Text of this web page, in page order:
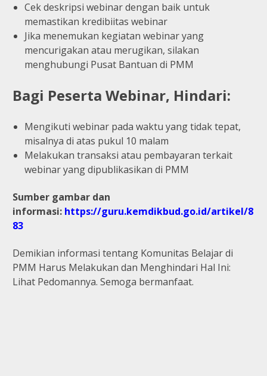
Cek deskripsi webinar dengan baik untuk
memastikan kredibiitas webinar
Jika menemukan kegiatan webinar yang
mencurigakan atau merugikan, silakan
menghubungi Pusat Bantuan di PMM
Bagi Peserta Webinar, Hindari:
Mengikuti webinar pada waktu yang tidak tepat,
misalnya di atas pukul 10 malam
Melakukan transaksi atau pembayaran terkait
webinar yang dipublikasikan di PMM
Sumber gambar dan
informasi: https://guru.kemdikbud.go.id/artikel/8
83
Demikian informasi tentang Komunitas Belajar di
PMM Harus Melakukan dan Menghindari Hal Ini:
Lihat Pedomannya. Semoga bermanfaat.